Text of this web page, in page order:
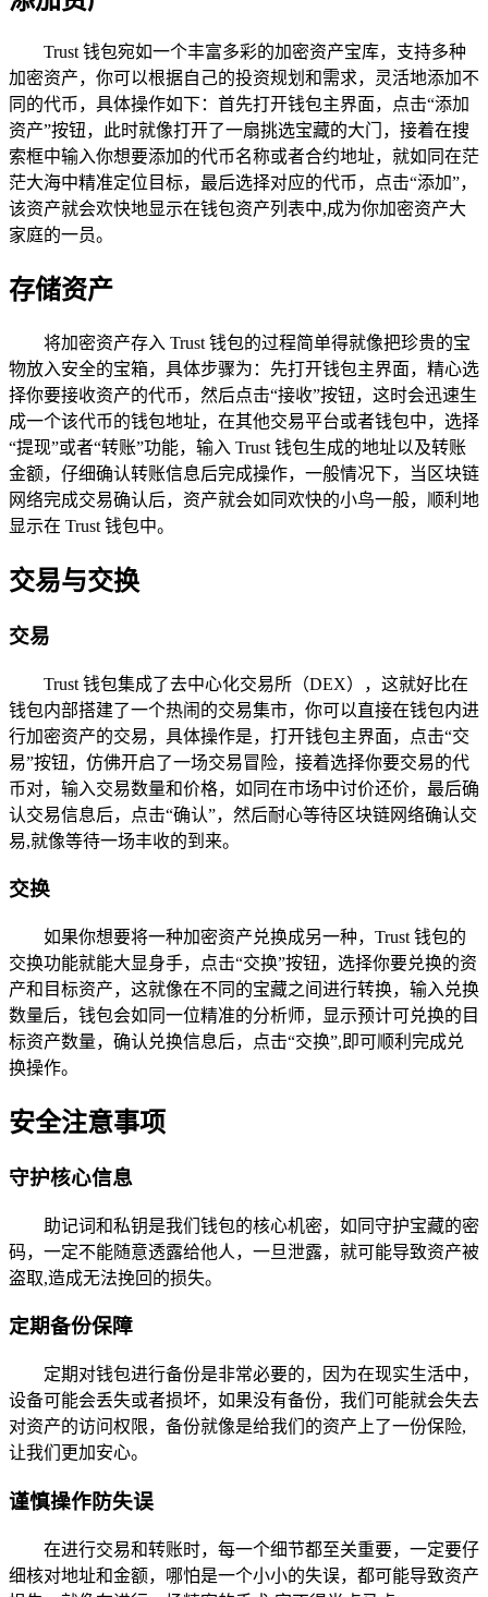
Trust 钱包宛如一个丰富多彩的加密资产宝库，支持多种
加密资产，你可以根据自己的投资规划和需求，灵活地添加不
同的代币，具体操作如下：首先打开钱包主界面，点击“添加
资产”按钮，此时就像打开了一扇挑选宝藏的大门，接着在搜
索框中输入你想要添加的代币名称或者合约地址，就如同在茫
茫大海中精准定位目标，最后选择对应的代币，点击“添加”，
该资产就会欢快地显示在钱包资产列表中,成为你加密资产大
家庭的一员。
存储资产
将加密资产存入 Trust 钱包的过程简单得就像把珍贵的宝
物放入安全的宝箱，具体步骤为：先打开钱包主界面，精心选
择你要接收资产的代币，然后点击“接收”按钮，这时会迅速生
成一个该代币的钱包地址，在其他交易平台或者钱包中，选择
“提现”或者“转账”功能，输入 Trust 钱包生成的地址以及转账
金额，仔细确认转账信息后完成操作，一般情况下，当区块链
网络完成交易确认后，资产就会如同欢快的小鸟一般，顺利地
显示在 Trust 钱包中。
交易与交换
交易
Trust 钱包集成了去中心化交易所（DEX），这就好比在
钱包内部搭建了一个热闹的交易集市，你可以直接在钱包内进
行加密资产的交易，具体操作是，打开钱包主界面，点击“交
易”按钮，仿佛开启了一场交易冒险，接着选择你要交易的代
币对，输入交易数量和价格，如同在市场中讨价还价，最后确
认交易信息后，点击“确认”，然后耐心等待区块链网络确认交
易,就像等待一场丰收的到来。
交换
如果你想要将一种加密资产兑换成另一种，Trust 钱包的
交换功能就能大显身手，点击“交换”按钮，选择你要兑换的资
产和目标资产，这就像在不同的宝藏之间进行转换，输入兑换
数量后，钱包会如同一位精准的分析师，显示预计可兑换的目
标资产数量，确认兑换信息后，点击“交换”,即可顺利完成兑
换操作。
安全注意事项
守护核心信息
助记词和私钥是我们钱包的核心机密，如同守护宝藏的密
码，一定不能随意透露给他人，一旦泄露，就可能导致资产被
盗取,造成无法挽回的损失。
定期备份保障
定期对钱包进行备份是非常必要的，因为在现实生活中，
设备可能会丢失或者损坏，如果没有备份，我们可能就会失去
对资产的访问权限，备份就像是给我们的资产上了一份保险,
让我们更加安心。
谨慎操作防失误
在进行交易和转账时，每一个细节都至关重要，一定要仔
细核对地址和金额，哪怕是一个小小的失误，都可能导致资产